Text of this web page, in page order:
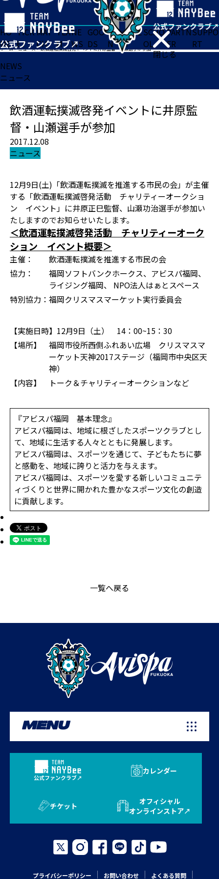
閉じる
HO
ME
TICK
ET
MAT
CH
TEA
M
NE
WS
GOO
DS
FA
N
ACADE
MY
SCHO
OL
PARTN
ER
SUPPO
RT
ホーム>ニュース>飲酒運転撲滅啓発イベントに井原監督・山瀬選手が参加
NEWS
ニュース
飲酒運転撲滅啓発イベントに井原監
督・山瀬選手が参加
2017.12.08
ニュース
12月9日(土)「飲酒運転撲滅を推進する市民の会」が主催
する「飲酒運転撲滅啓発活動 チャリティーオークショ
ン イベント」に井原正巳監督、山瀬功治選手が参加い
たしますのでお知らせいたします。
＜飲酒運転撲滅啓発活動 チャリティーオーク
ション イベント概要＞
主催：
飲酒運転撲滅を推進する市民の会
協力：
福岡ソフトバンクホークス、アビスパ福岡、
ライジング福岡、 NPO法人はぁとスペース
特別協力： 福岡クリスマスマーケット実行委員会
【実施日時】 12月9日（土） 14：00~15：30
【場所】
福岡市役所西側ふれあい広場 クリスマスマ
ーケット天神2017ステージ（福岡市中央区天
神）
【内容】
トーク＆チャリティーオークションなど
『アビスパ福岡 基本理念』
アビスパ福岡は、地域に根ざしたスポーツクラブとし
て、地域に生活する人々とともに発展します。
アビスパ福岡は、スポーツを通じて、子どもたちに夢
と感動を、地域に誇りと活力を与えます。
アビスパ福岡は、スポーツを愛する新しいコミュニテ
ィづくりと世界に開かれた豊かなスポーツ文化の創造
に貢献します。
一覧へ戻る
MENU
公式ファンクラブ
カレンダー
チケット
オフィシャル
オンラインストア
プライバシーポリシー お問い合わせ
よくある質問